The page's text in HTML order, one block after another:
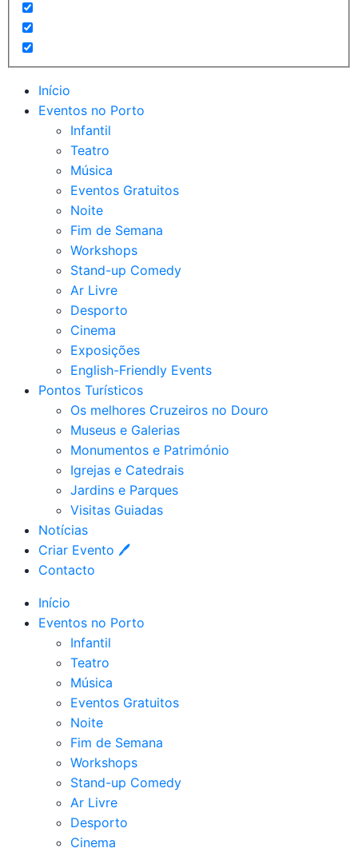
Início
Eventos no Porto
Infantil
Teatro
Música
Eventos Gratuitos
Noite
Fim de Semana
Workshops
Stand-up Comedy
Ar Livre
Desporto
Cinema
Exposições
English-Friendly Events
Pontos Turísticos
Os melhores Cruzeiros no Douro​
Museus e Galerias
Monumentos e Património
Igrejas e Catedrais
Jardins e Parques
Visitas Guiadas
Notícias
Criar Evento 🖊
Contacto
Início
Eventos no Porto
Infantil
Teatro
Música
Eventos Gratuitos
Noite
Fim de Semana
Workshops
Stand-up Comedy
Ar Livre
Desporto
Cinema